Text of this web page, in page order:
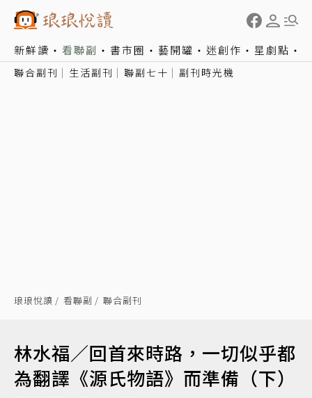
新鮮讀 看聯副 書市圈 藝開罐 迷創作 星劇點
聯合副刊 生活副刊 聯副七十 副刊時光機
琅琅悅讀 看聯副 聯合副刊
林水福／回首來時路，一切似乎都
為翻譯《源氏物語》而準備（下）